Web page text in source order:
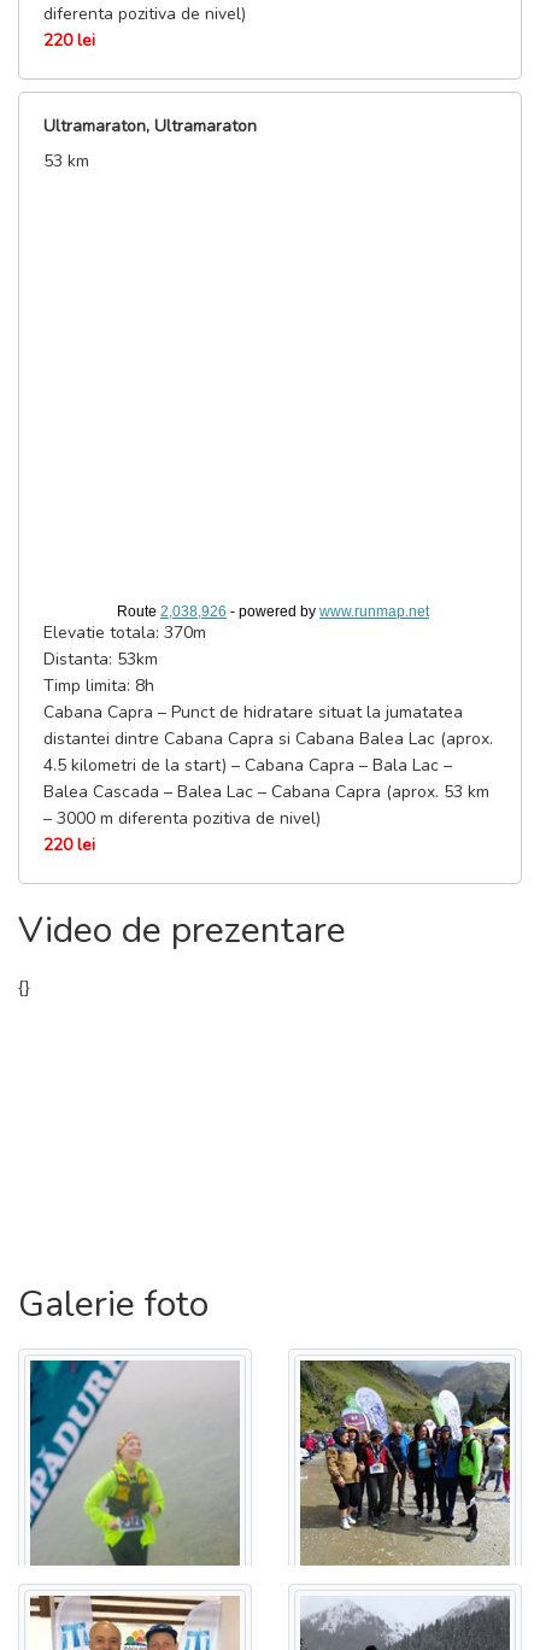
diferenta pozitiva de nivel)
220 lei
Ultramaraton, Ultramaraton
53 km
Route 2,038,926 - powered by www.runmap.net
Elevatie totala: 370m
Distanta: 53km
Timp limita: 8h
Cabana Capra – Punct de hidratare situat la jumatatea
distantei dintre Cabana Capra si Cabana Balea Lac (aprox.
4.5 kilometri de la start) – Cabana Capra – Bala Lac –
Balea Cascada – Balea Lac – Cabana Capra (aprox. 53 km
– 3000 m diferenta pozitiva de nivel)
220 lei
Video de prezentare
{}
Galerie foto